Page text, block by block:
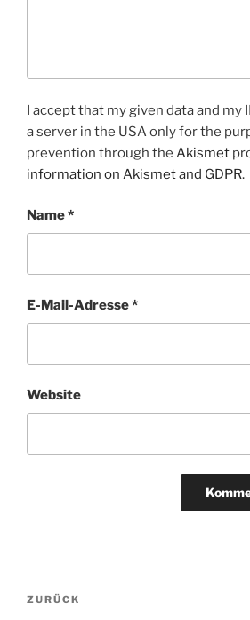
I accept that my given data and my
a server in the USA only for the
prevention through the Akismet
information on Akismet and GDPR.
Name*
E-Mail-Adresse*
Website
Beitragsnavigation
Vorheriger
ZURÜCK